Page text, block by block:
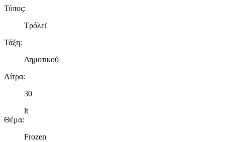
Τύπος:
Τρόλεϊ
Τάξη:
Δημοτικού
Λίτρα:
30
lt
Θέμα:
Frozen